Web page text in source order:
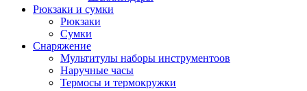
Рюкзаки и сумки
Рюкзаки
Сумки
Снаряжение
Мультитулы наборы инструментоов
Наручные часы
Термосы и термокружки